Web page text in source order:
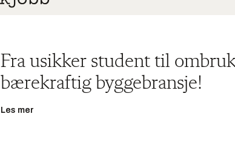
Fra usikker student til
bærekraftig byggebransje!
Les mer